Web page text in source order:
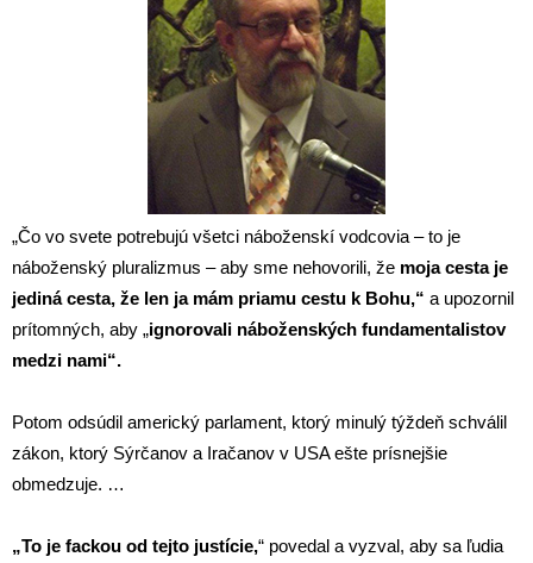
„Čo vo svete potrebujú všetci náboženskí vodcovia – to je
náboženský pluralizmus – aby sme nehovorili, že moja cesta je
jediná cesta, že len ja mám priamu cestu k Bohu,“ a upozornil
prítomných, aby „ignorovali náboženských fundamentalistov
medzi nami“.
Potom odsúdil americký parlament, ktorý minulý týždeň schválil
zákon, ktorý Sýrčanov a Iračanov v USA ešte prísnejšie
obmedzuje. …
„To je fackou od tejto justície,“ povedal a vyzval, aby sa ľudia